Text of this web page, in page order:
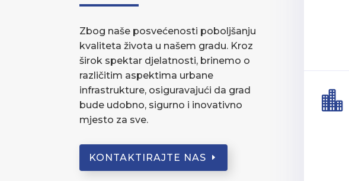
Zbog naše posvećenosti poboljšanju
kvaliteta života u našem gradu. Kroz
širok spektar djelatnosti, brinemo o
različitim aspektima urbane
infrastrukture, osiguravajući da grad
bude udobno, sigurno i inovativno
mjesto za sve.
KONTAKTIRAJTE NAS
